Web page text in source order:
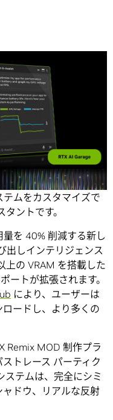
G‑Assistの初めてのメ
。これは、音声やテ
テムをカスタマイズで
ントです。
を 40% 削減する新し
出しインテリジェンス
上の VRAM を搭載した
ートが拡張されます。
により、ユーザーは
ードし、より多くの
Remix MOD 制作プラ
トレース パーティク
ステムは、完全にシミ
ドウ、リアルな反射